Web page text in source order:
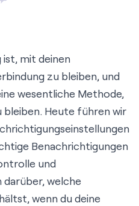
ist, mit deinen
zu bleiben, und
wesentliche Methode,
bleiben. Heute führen wir
Benachrichtigungen
und
welche
wenn du deine